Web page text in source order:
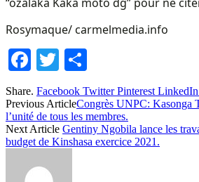
Rosymaque/ carmelmedia.info
Facebook
Twitter
Share. Facebook Twitter Pinterest LinkedIn
Previous ArticleCongrès UNPC: Kasonga
l’unité de tous les membres.
Next Article Gentiny Ngobila lance les
budget de Kinshasa exercice 2021.